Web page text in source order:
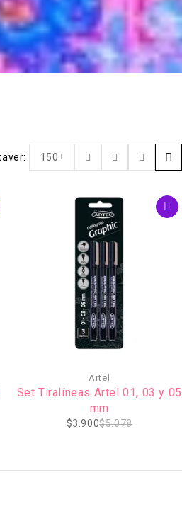
ver: 150
Artel
Set Tiralíneas Artel 01, 03 y 05
mm
$5.078
$3.900